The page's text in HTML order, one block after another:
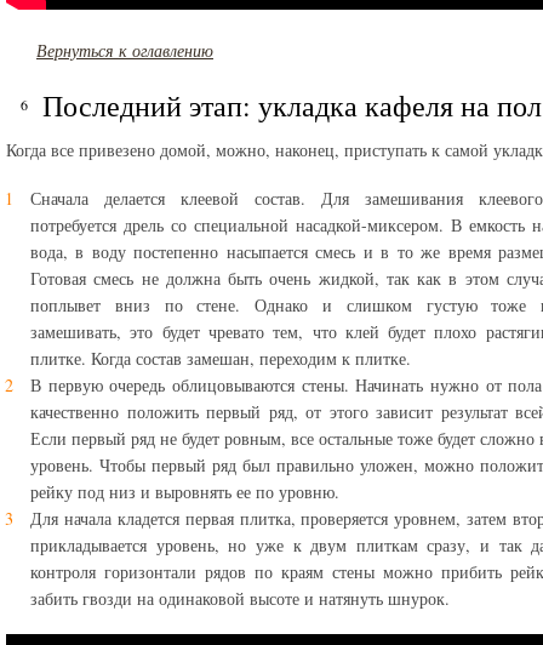
Вернуться к оглавлению
Последний этап: укладка кафеля на пол
Когда все привезено домой, можно, наконец, приступать к самой
Сначала делается клеевой состав. Для замешивания
потребуется дрель со специальной насадкой-миксером. В емкость
вода, в воду постепенно насыпается смесь и в то же время
Готовая смесь не должна быть очень жидкой, так как в этом
поплывет вниз по стене. Однако и слишком густую тоже
замешивать, это будет чревато тем, что клей будет плохо
плитке. Когда состав замешан, переходим к плитке.
В первую очередь облицовываются стены. Начинать нужно от
качественно положить первый ряд, от этого зависит результат
Если первый ряд не будет ровным, все остальные тоже будет сложно
уровень. Чтобы первый ряд был правильно уложен, можно
рейку под низ и выровнять ее по уровню.
Для начала кладется первая плитка, проверяется уровнем, затем
прикладывается уровень, но уже к двум плиткам сразу, и так
контроля горизонтали рядов по краям стены можно прибить
забить гвозди на одинаковой высоте и натянуть шнурок.